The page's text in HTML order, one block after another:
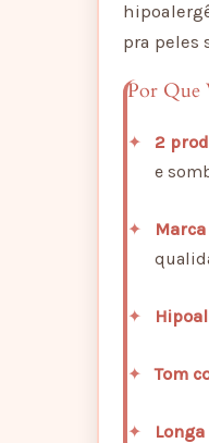
pra peles
Por Que
2
e
Tom